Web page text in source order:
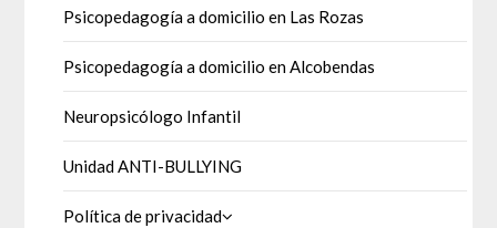
Psicopedagogía a domicilio en Las Rozas
Psicopedagogía a domicilio en Alcobendas
Neuropsicólogo Infantil
Unidad ANTI-BULLYING
Política de privacidad